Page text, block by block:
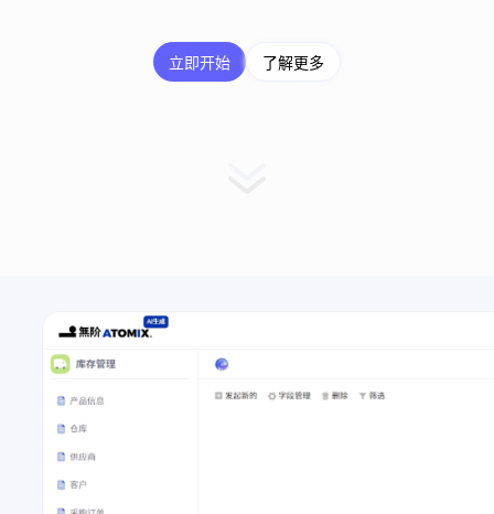
立即开始
立即开始
了解更多